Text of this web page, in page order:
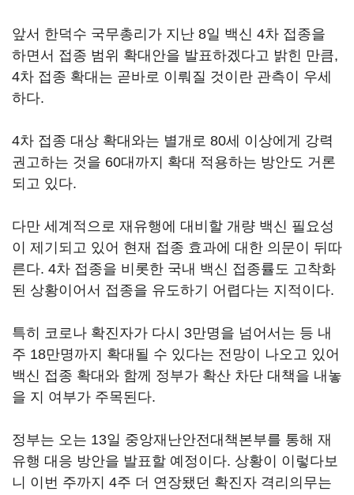
앞서 한덕수 국무총리가 지난 8일 백신 4차 접종을
하면서 접종 범위 확대안을 발표하겠다고 밝힌 만큼,
4차 접종 확대는 곧바로 이뤄질 것이란 관측이 우세
하다.
4차 접종 대상 확대와는 별개로 80세 이상에게 강력
권고하는 것을 60대까지 확대 적용하는 방안도 거론
되고 있다.
다만 세계적으로 재유행에 대비할 개량 백신 필요성
이 제기되고 있어 현재 접종 효과에 대한 의문이 뒤따
른다. 4차 접종을 비롯한 국내 백신 접종률도 고착화
된 상황이어서 접종을 유도하기 어렵다는 지적이다.
특히 코로나 확진자가 다시 3만명을 넘어서는 등 내
주 18만명까지 확대될 수 있다는 전망이 나오고 있어
백신 접종 확대와 함께 정부가 확산 차단 대책을 내놓
을 지 여부가 주목된다.
정부는 오는 13일 중앙재난안전대책본부를 통해 재
유행 대응 방안을 발표할 예정이다. 상황이 이렇다보
니 이번 주까지 4주 더 연장됐던 확진자 격리의무는